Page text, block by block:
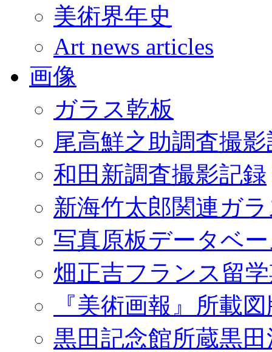
美術界年史
Art news articles
画像
ガラス乾板
尾高鮮之助調査撮
和田新調査撮影記録
新海竹太郎関連ガ
写真原板データベ
畑正吉フランス留
『美術画報』所載
黒田記念館所蔵黒